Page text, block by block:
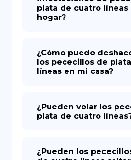
plata de cuatro líneas
hogar?
¿Cómo puedo
los pececillos de
líneas en mi casa?
¿Pueden volar los
plata de cuatro
¿Pueden los